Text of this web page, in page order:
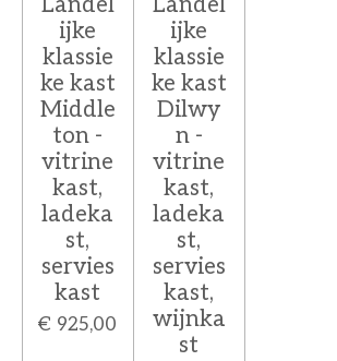
ijke
klassie
ke kast
Middle
ton -
vitrine
kast,
ladeka
st,
servies
kast
€ 925,00
ijke
klassie
ke kast
Dilwy
n -
vitrine
kast,
ladeka
st,
servies
kast,
wijnka
st